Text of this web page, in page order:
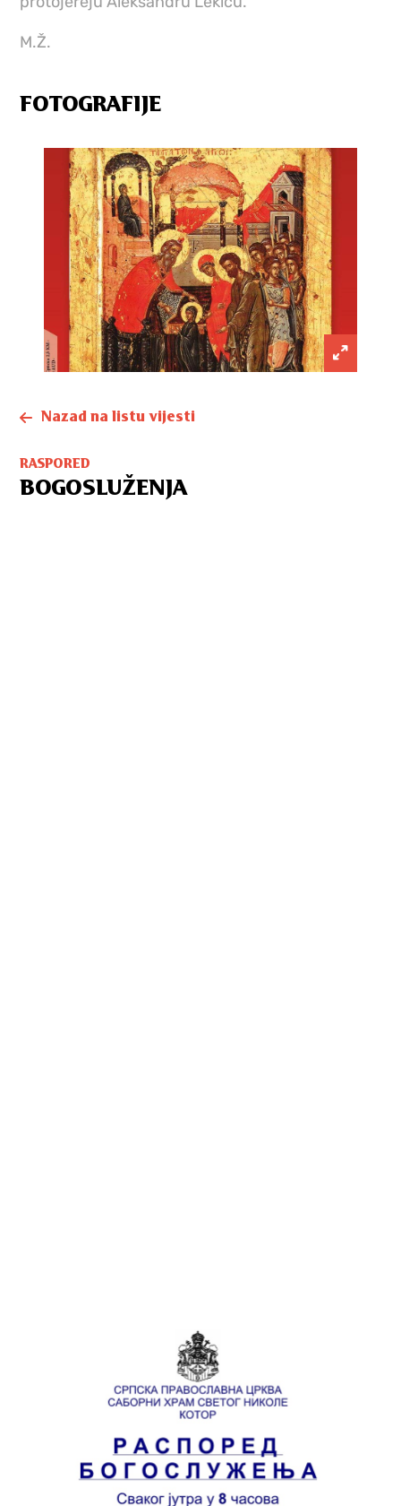
M.Ž.
FOTOGRAFIJE
Nazad na listu vijesti
RASPORED
BOGOSLUŽENJA